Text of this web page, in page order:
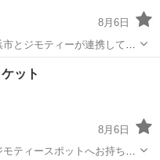
8月6日
まだ使えるものをリユース
ット
8月6日
ィースポットへお持ち込